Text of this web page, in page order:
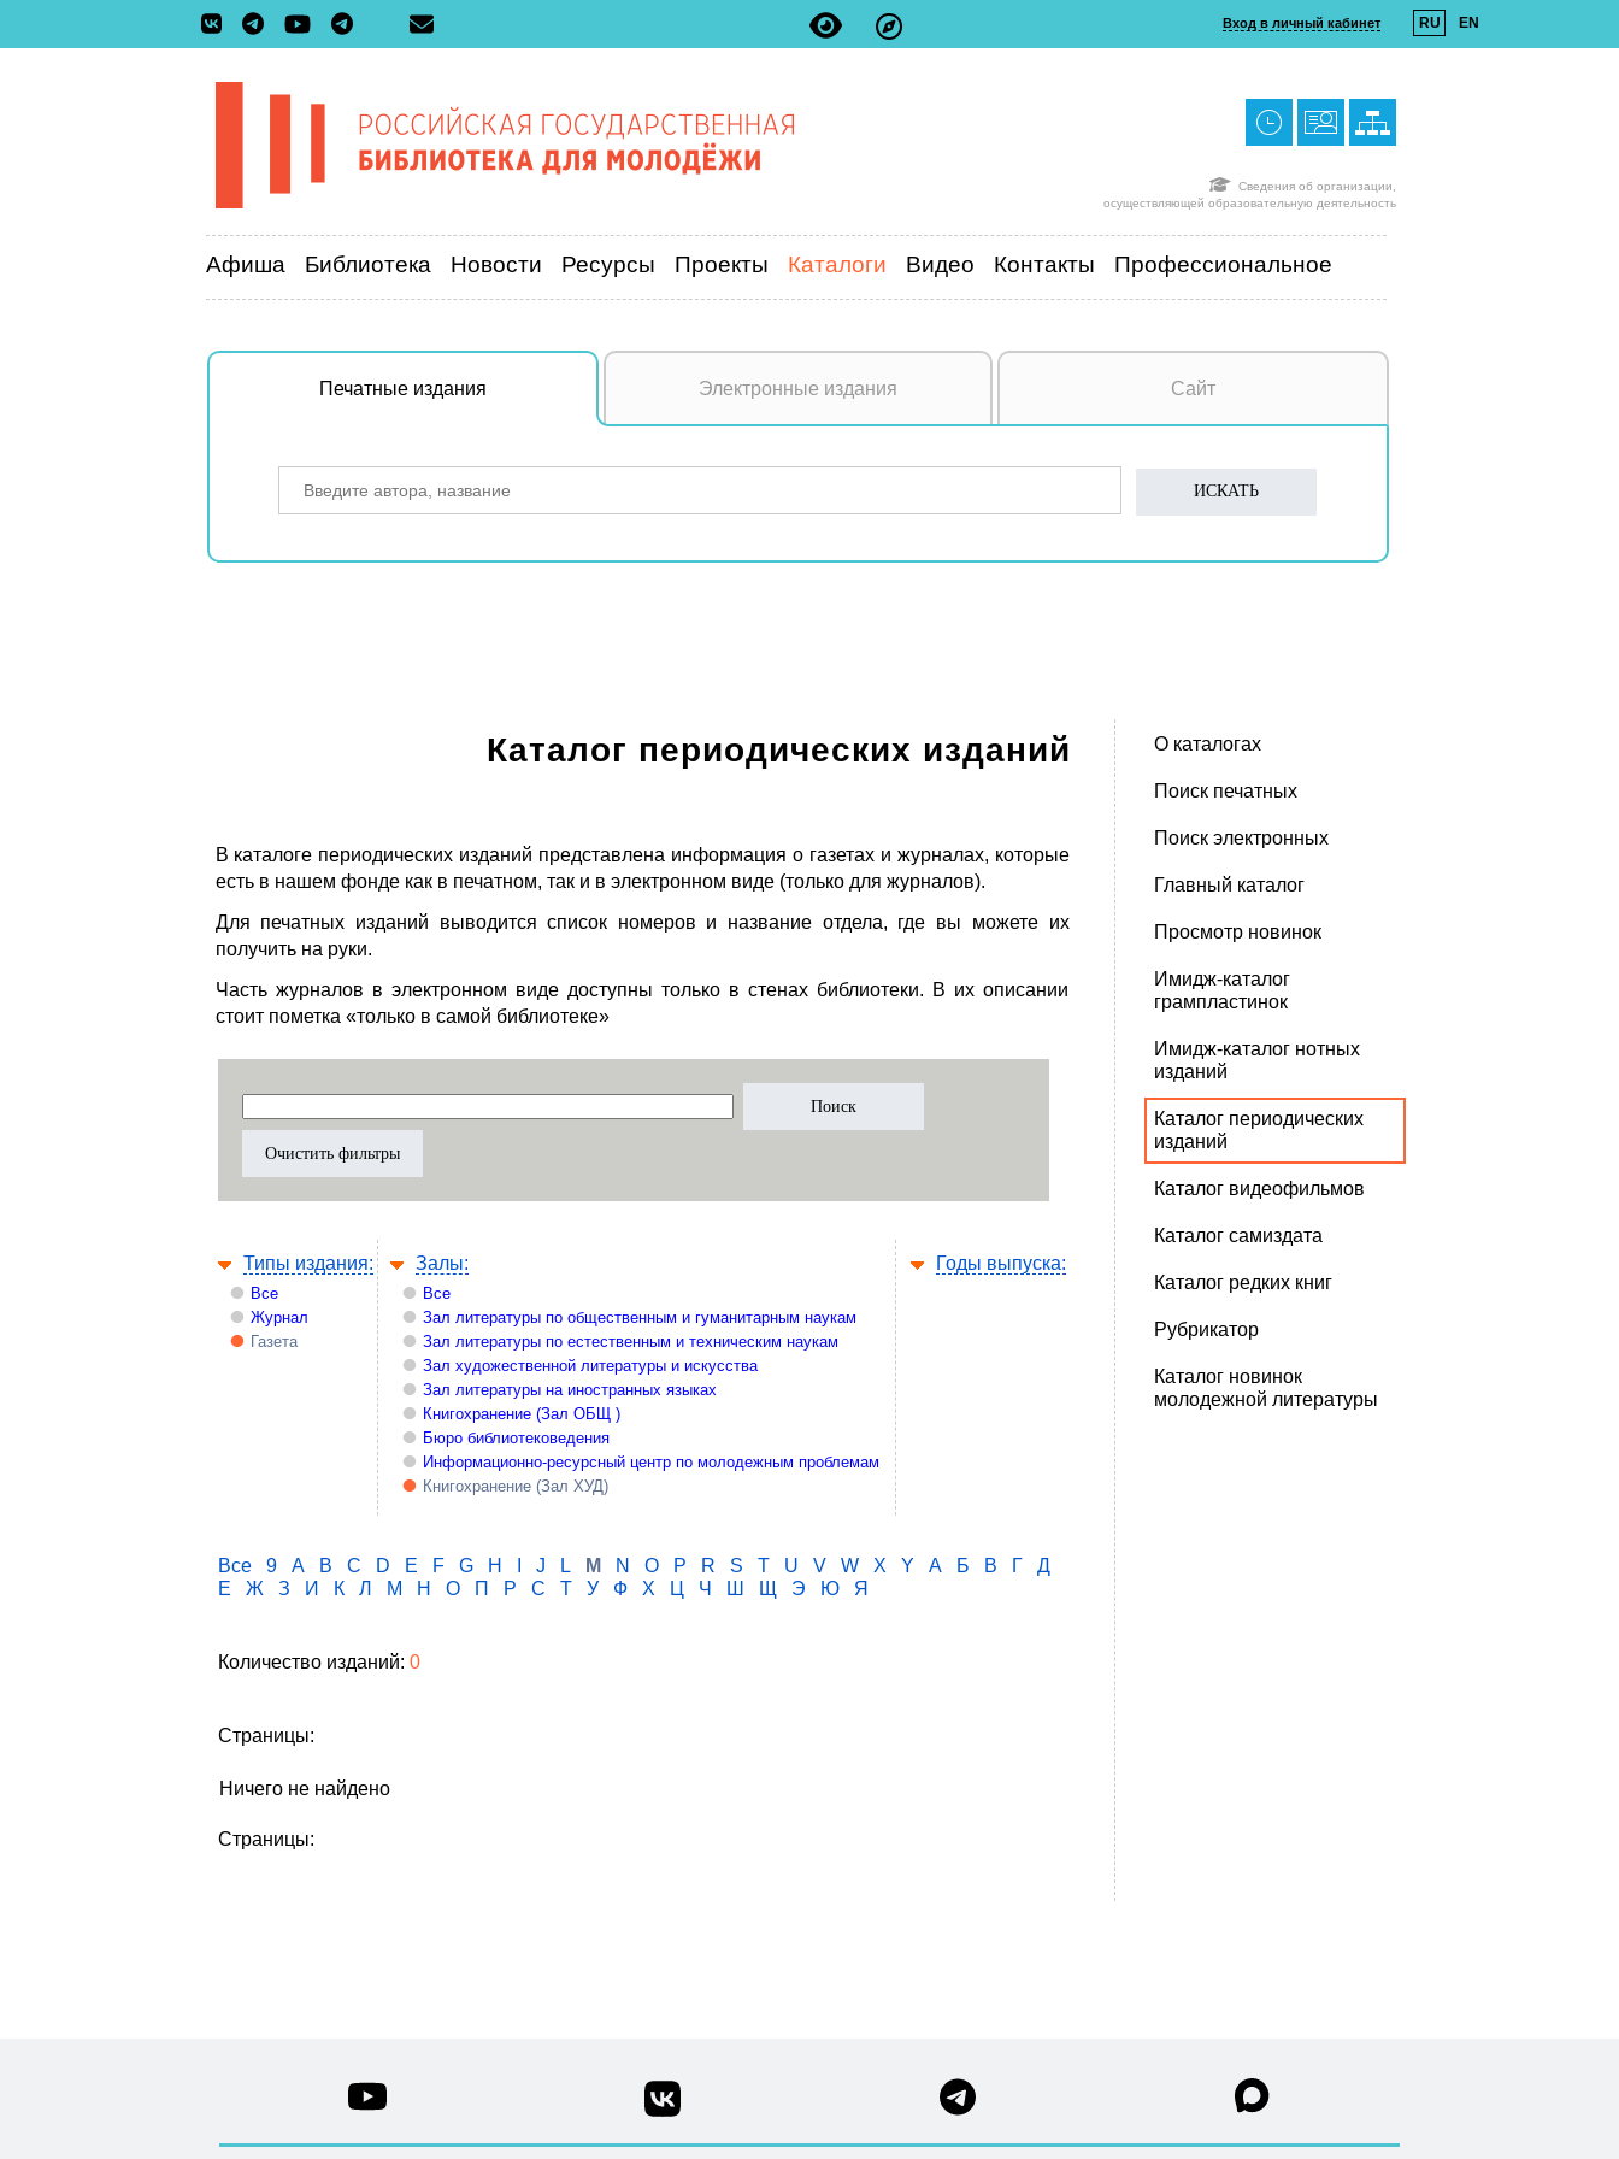
Вход в личный кабинет RU EN
Сведения об организации,
осуществляющей образовательную деятельность
Афиша Библиотека Новости Ресурсы Проекты Каталоги Видео Контакты Профессиональное
Печатные издания Электронные издания Сайт
Каталог периодических изданий
В каталоге периодических изданий представлена информация о газетах и журналах, которые
есть в нашем фонде как в печатном, так и в электронном виде (только для журналов).
Для печатных изданий выводится список номеров и название отдела, где вы можете их
получить на руки.
Часть журналов в электронном виде доступны только в стенах библиотеки. В их описании
стоит пометка «только в самой библиотеке»
Типы издания:
Все
Журнал
Газета
Залы:
Все
Зал литературы по общественным и гуманитарным наукам
Зал литературы по естественным и техническим наукам
Зал художественной литературы и искусства
Зал литературы на иностранных языках
Книгохранение (Зал ОБЩ )
Бюро библиотековедения
Информационно-ресурсный центр по молодежным проблемам
Книгохранение (Зал ХУД)
Годы выпуска:
Все 9 A B C D E F G H J L M N O P R S T U V W X Y А Б В Г
Д
Е
Ж З И К Л М Н О П Р С Т У Ф Х Ц Ч Ш Щ Э Ю Я
Количество изданий: 0
Страницы:
Ничего не найдено
Страницы:
О каталогах
Поиск печатных
Поиск электронных
Главный каталог
Просмотр новинок
Имидж-каталог
грампластинок
Имидж-каталог нотных
изданий
Каталог периодических
изданий
Каталог видеофильмов
Каталог самиздата
Каталог редких книг
Рубрикатор
Каталог новинок
молодежной литературы